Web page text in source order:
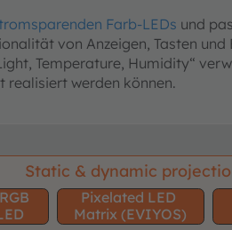
Farb-LEDs und
von Anzeigen, Tasten
Temperature, Humidity“
realisiert werden können.
Static & dynamic
Pixelated LED
Matrix (EVIYOS)